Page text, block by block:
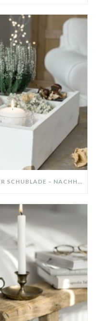
DIY-DEKO-TABLETT AUS ALTER SCHUBLADE – NACHHALTIGE HERBSTDEKO SELBER MACHEN!